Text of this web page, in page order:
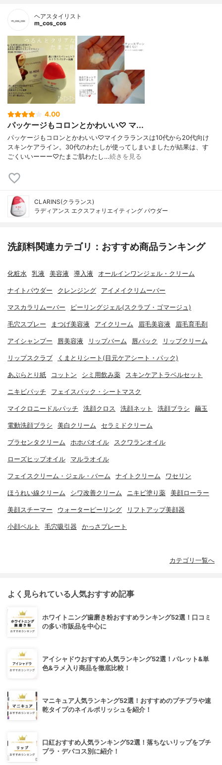
ヘアスタイリスト
m_cos_cos
4.00
パッケージもコロンとかわいい♡ マ...
パッケージもコロンとかわいい♡マイクラランスは10代から20代向け
スキンケアライン。30代のわたしが使ってしまいましたが結果は、す
ごくいいーーー♡たまご肌わたし…続きを見る
CLARINS(クラランス)
ラディアンス エクスフォリエイティング パウダー
洗顔料関連カテゴリ：おすすめ商品ランキング
化粧水 乳液 美容液 導入液 オールインワンジェル・クリーム
ナイトパウダー クレンジング アイメイクリムーバー
マスカラリムーバー ピーリングジェル(スクラブ・ゴマージュ)
毛穴スプレー まつげ美容液 アイクリーム 眉毛美容液 眉毛育毛剤
アイシャンプー 唇美容液 リップバーム 唇パック リップクリーム
リップスクラブ くまとりシート(目元ケアシート・パック)
あぶらとり紙 コットン シミ用飲み薬 スキンケアトラベルセット
ニキビパッチ フェイスパック・シートマスク
マイクロニードルパッチ 洗顔クロス 洗顔ネット 洗顔ブラシ 繭玉
電動洗顔ブラシ 美白クリーム セラミドクリーム
プラセンタクリーム ホホバオイル スクワランオイル
ローズヒップオイル マルラオイル
フェイスクリーム・ジェル・バーム ナイトクリーム ワセリン
ほうれい線クリーム シワ改善クリーム ニキビ塗り薬 美顔ローラー
美顔スチーマー ウォーターピーリング リフトアップ美顔器
小顔ベルト 毛穴吸引器 かっさプレート
カテゴリ一覧へ
よく見られている人気おすすめ記事
ホワイトニング歯磨き粉おすすめランキング52選！口コミ
の多い市販品を中心に
アイシャドウおすすめ人気ランキング52選！パレット&単
色&ラメ入り商品を徹底比較！
マニキュア人気ランキング52選！おすすめのプチプラや速
乾タイプのネイルポリッシュを紹介！
口紅おすすめ人気ランキング52選！落ちないリップをプチ
プラ・デパコス別に紹介！